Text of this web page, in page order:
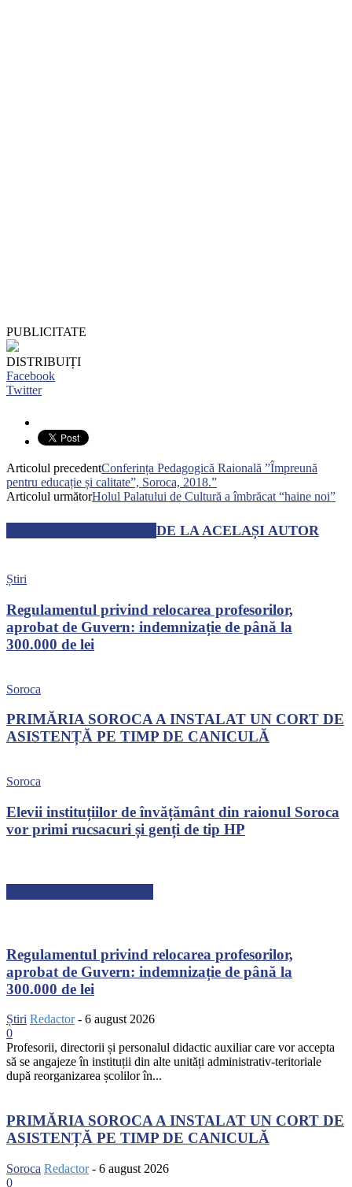
PUBLICITATE
DISTRIBUIȚI
Facebook
Twitter
Articolul precedentConferința Pedagogică Raională ”Împreună
pentru educație și calitate”, Soroca, 2018.”
Articolul următorHolul Palatului de Cultură a îmbrăcat “haine noi”
DE LA ACELAȘI AUTOR
Știri
Regulamentul privind relocarea profesorilor,
aprobat de Guvern: indemnizație de până la
300.000 de lei
Soroca
PRIMĂRIA SOROCA A INSTALAT UN CORT DE
ASISTENȚĂ PE TIMP DE CANICULĂ
Soroca
Elevii instituțiilor de învățământ din raionul Soroca
vor primi rucsacuri și genți de tip HP
Regulamentul privind relocarea profesorilor,
aprobat de Guvern: indemnizație de până la
300.000 de lei
Știri Redactor - 6 august 2026
0
Profesorii, directorii și personalul didactic auxiliar care vor accepta
să se angajeze în instituții din alte unități administrativ-teritoriale
după reorganizarea școlilor în...
PRIMĂRIA SOROCA A INSTALAT UN CORT DE
ASISTENȚĂ PE TIMP DE CANICULĂ
Soroca Redactor - 6 august 2026
0